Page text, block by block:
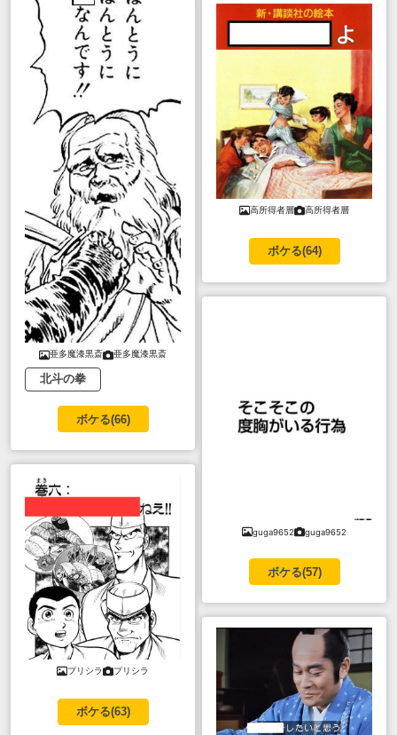
亜多魔漆黒斎 亜多魔漆黒斎
北斗の拳
ボケる(66)
プリシラ プリシラ
ボケる(63)
高所得者層 高所得者層
ボケる(64)
guga9652 guga9652
ボケる(57)